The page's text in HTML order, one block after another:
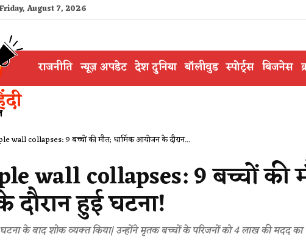
Friday, August 7, 2026
राजनीति न्यूज़ अपडेट देश दुनिया बॉलीवुड स्पोर्ट्स बिजनेस
wall collapses: 9 बच्चों की मौत; धार्मिक आयोजन के दौरान...
wall collapses: 9 बच्चों की
हुई घटना!
के बाद शोक व्यक्त किया| उन्होंने मृतक बच्चों के परिजनों को 4 लाख की मदद का